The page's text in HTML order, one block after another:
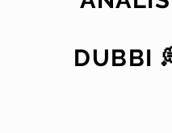
DUBBI